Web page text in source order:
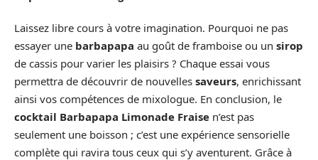
Laissez libre cours à votre imagination. Pourquoi ne pas
essayer une barbapapa au goût de framboise ou un sirop
de cassis pour varier les plaisirs ? Chaque essai vous
permettra de découvrir de nouvelles saveurs, enrichissant
ainsi vos compétences de mixologue. En conclusion, le
cocktail Barbapapa Limonade Fraise n’est pas
seulement une boisson ; c’est une expérience sensorielle
complète qui ravira tous ceux qui s’y aventurent. Grâce à